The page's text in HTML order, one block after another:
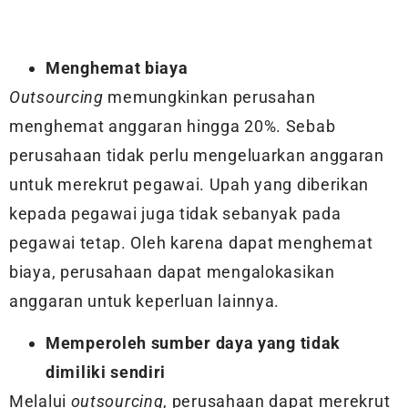
Menghemat biaya
Outsourcing memungkinkan perusahan
menghemat anggaran hingga 20%. Sebab
perusahaan tidak perlu mengeluarkan anggaran
untuk merekrut pegawai. Upah yang diberikan
kepada pegawai juga tidak sebanyak pada
pegawai tetap. Oleh karena dapat menghemat
biaya, perusahaan dapat mengalokasikan
anggaran untuk keperluan lainnya.
Memperoleh sumber daya yang tidak
dimiliki sendiri
Melalui outsourcing, perusahaan dapat merekrut